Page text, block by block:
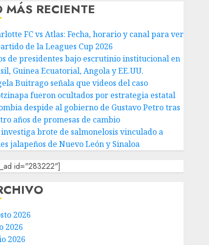
MÁS RECIENTE
FC vs Atlas: Fecha, horario y canal para ver
de la Leagues Cup 2026
de presidentes bajo escrutinio institucional en
Guinea Ecuatorial, Angola y EE.UU.
Buitrago señala que videos del caso
fueron ocultados por estrategia estatal
despide al gobierno de Gustavo Petro tras
años de promesas de cambio
investiga brote de salmonelosis vinculado a
jalapeños de Nuevo León y Sinaloa
id="283222"]
2026
2026
2026